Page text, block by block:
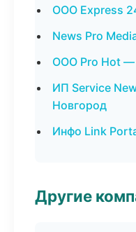
ООО Express
News Pro
ООО Pro Hot —
ИП Service
Новгород
Инфо Link
Другие